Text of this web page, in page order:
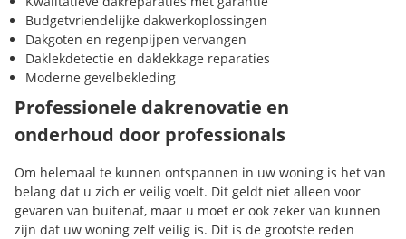
Budgetvriendelijke dakwerkoplossingen
Dakgoten en regenpijpen vervangen
Daklekdetectie en daklekkage reparaties
Moderne gevelbekleding
Professionele dakrenovatie en
onderhoud door professionals
Om helemaal te kunnen ontspannen in uw woning is het van
belang dat u zich er veilig voelt. Dit geldt niet alleen voor
gevaren van buitenaf, maar u moet er ook zeker van kunnen
zijn dat uw woning zelf veilig is. Dit is de grootste reden